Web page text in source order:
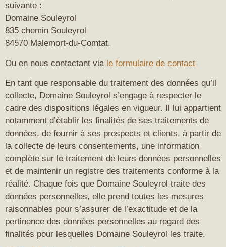
suivante :
Domaine Souleyrol
835 chemin Souleyrol
84570 Malemort-du-Comtat.
Ou en nous contactant via le formulaire de contact
En tant que responsable du traitement des données qu’il
collecte, Domaine Souleyrol s’engage à respecter le
cadre des dispositions légales en vigueur. Il lui appartient
notamment d’établir les finalités de ses traitements de
données, de fournir à ses prospects et clients, à partir de
la collecte de leurs consentements, une information
complète sur le traitement de leurs données personnelles
et de maintenir un registre des traitements conforme à la
réalité. Chaque fois que Domaine Souleyrol traite des
données personnelles, elle prend toutes les mesures
raisonnables pour s’assurer de l’exactitude et de la
pertinence des données personnelles au regard des
finalités pour lesquelles Domaine Souleyrol les traite.